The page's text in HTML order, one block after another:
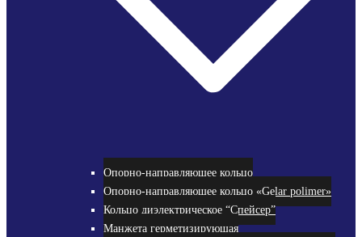
Опорно-направляющее кольцо
Опорно-направляющее кольцо «Gelar polimer»
Кольцо диэлектрическое “Спейсер”
Манжета герметизирующая